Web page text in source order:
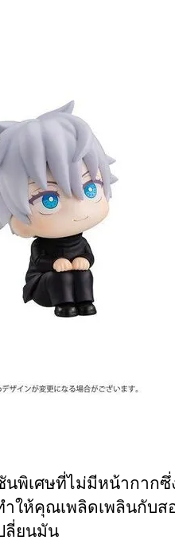
นพิเศษที่ไม่มีหน้ากากซึ่
ให้คุณเพลิดเพลินกับส
ลี่ยนมัน